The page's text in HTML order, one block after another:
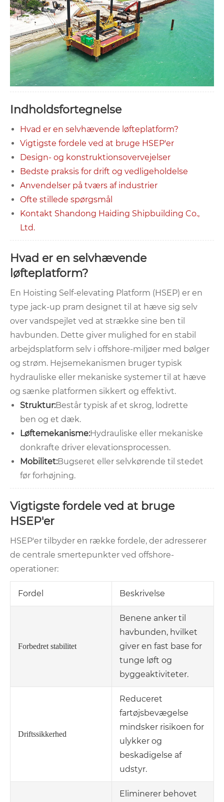
Indholdsfortegnelse
Hvad er en selvhævende løfteplatform?
Vigtigste fordele ved at bruge HSEP'er
Design- og konstruktionsovervejelser
Bedste praksis for drift og vedligeholdelse
Anvendelser på tværs af industrier
Ofte stillede spørgsmål
Kontakt Shandong Haiding Shipbuilding Co.,
Ltd.
Hvad er en selvhævende
løfteplatform?
En Hoisting Self-elevating Platform (HSEP) er en
type jack-up pram designet til at hæve sig selv
over vandspejlet ved at strække sine ben til
havbunden. Dette giver mulighed for en stabil
arbejdsplatform selv i offshore-miljøer med bølger
og strøm. Hejsemekanismen bruger typisk
hydrauliske eller mekaniske systemer til at hæve
og sænke platformen sikkert og effektivt.
Struktur:Består typisk af et skrog, lodrette
ben og et dæk.
Løftemekanisme:Hydrauliske eller mekaniske
donkrafte driver elevationsprocessen.
Mobilitet:Bugseret eller selvkørende til stedet
før forhøjning.
Vigtigste fordele ved at bruge
HSEP'er
HSEP'er tilbyder en række fordele, der adresserer
de centrale smertepunkter ved offshore-
operationer:
Fordel Beskrivelse
Forbedret stabilitet
Benene anker til
havbunden, hvilket
giver en fast base for
tunge løft og
byggeaktiviteter.
Driftssikkerhed
Reduceret
fartøjsbevægelse
mindsker risikoen for
ulykker og
beskadigelse af
udstyr.
Eliminerer behovet